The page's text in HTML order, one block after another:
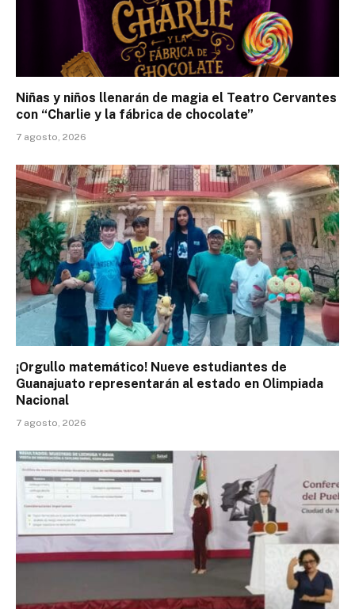
Niñas y niños llenarán de magia el Teatro Cervantes
con “Charlie y la fábrica de chocolate”
7 agosto, 2026
¡Orgullo matemático! Nueve estudiantes de
Guanajuato representarán al estado en Olimpiada
Nacional
7 agosto, 2026